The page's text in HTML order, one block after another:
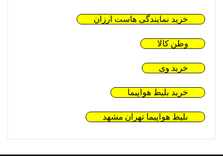
خرید نمایندگی هاست ارزان
وطن کالا
خرید وی
خرید بلیط هواپیما
بلیط هواپیما تهران مشهد